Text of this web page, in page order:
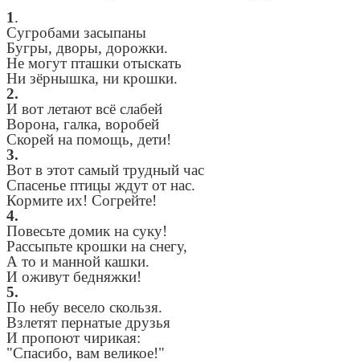
1.
Сугробами засыпаны
Бугры, дворы, дорожки.
Не могут пташки отыскать
Ни зёрнышка, ни крошки.
2.
И вот летают всё слабей
Ворона, галка, воробей
Скорей на помощь, дети!
3.
Вот в этот самый трудный час
Спасенье птицы ждут от нас.
Кормите их! Согрейте!
4.
Повесьте домик на суку!
Рассыпьте крошки на снегу,
А то и манной кашки.
И оживут бедняжки!
5.
По небу весело скользя.
Взлетят пернатые друзья
И пропоют чирикая:
"Спасибо, вам великое!"